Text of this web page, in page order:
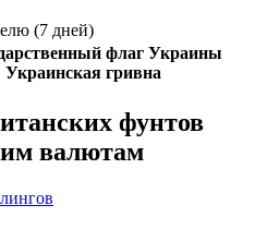
(7 дней)
Украинская гривна
фунтов
валютам